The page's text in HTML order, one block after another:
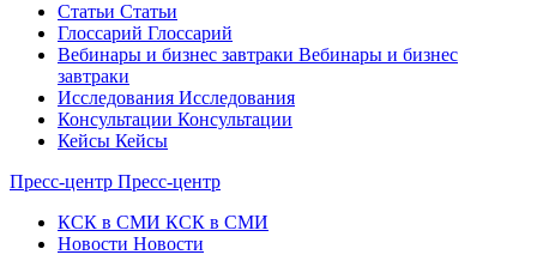
Статьи Статьи
Глоссарий Глоссарий
Вебинары и бизнес завтраки Вебинары и бизнес
завтраки
Исследования Исследования
Консультации Консультации
Кейсы Кейсы
Пресс-центр Пресс-центр
КСК в СМИ КСК в СМИ
Новости Новости